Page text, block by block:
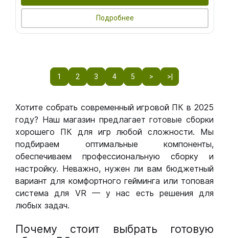
Подробнее
1 2 3 4 5 > >|
Хотите собрать современный игровой ПК в 2025
году? Наш магазин предлагает готовые сборки
хорошего ПК для игр любой сложности. Мы
подбираем оптимальные компоненты,
обеспечиваем профессиональную сборку и
настройку. Неважно, нужен ли вам бюджетный
вариант для комфортного гейминга или топовая
система для VR — у нас есть решения для
любых задач.
Почему стоит выбрать готовую